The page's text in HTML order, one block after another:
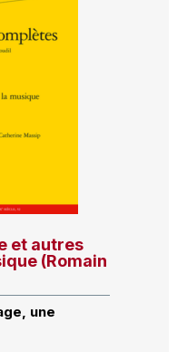
et autres
(Romain
une